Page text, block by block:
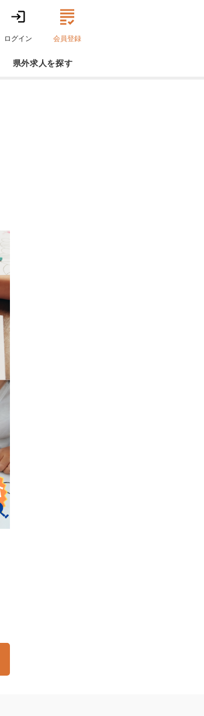
ログイン 会員登録
県外求人